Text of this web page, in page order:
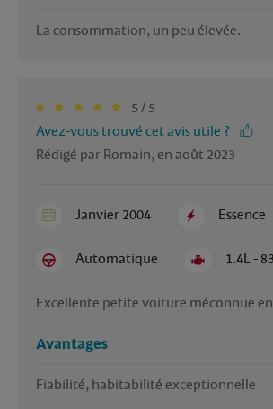
La consommation, un peu élevée.
5 / 5
Avez-vous trouvé cet avis utile ?
Rédigé par Romain, en août 2023
Janvier 2004 Essence
Automatique 1.4L -
Excellente petite voiture méconnue
Avantages
Fiabilité, habitabilité exceptionnelle